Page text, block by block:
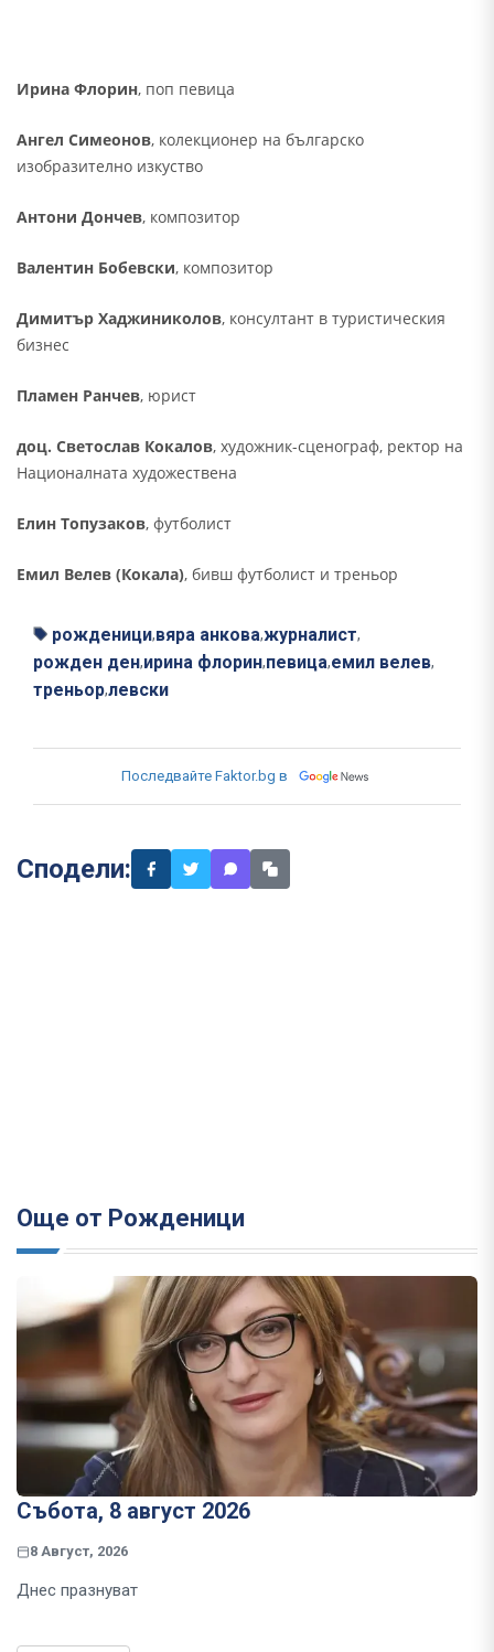
Ирина Флорин, поп певица
Ангел Симеонов, колекционер на българско
изобразително изкуство
Антони Дончев, композитор
Валентин Бобевски, композитор
Димитър Хаджиниколов, консултант в туристическия
бизнес
Пламен Ранчев, юрист
доц. Светослав Кокалов, художник-сценограф, ректор на
Националната художествена
Елин Топузаков, футболист
Емил Велев (Кокала), бивш футболист и треньор
рожденици,вяра анкова,журналист,
рожден ден,ирина флорин,певица,емил велев,
треньор,левски
Последвайте Faktor.bg в
Сподели:
Още от Рожденици
Събота, 8 август 2026
8 Август, 2026
Днес празнуват